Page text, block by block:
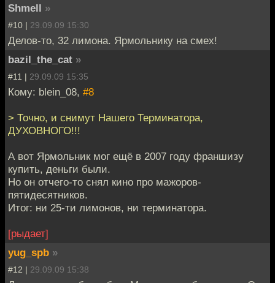
Shmell »
#10 | 29.09.09 15:30
Делов-то, 32 лимона. Ярмольнику на смех!
bazil_the_cat »
#11 | 29.09.09 15:35
Кому: blein_08, #8
> Точно, и снимут Нашего Терминатора,
ДУХОВНОГО!!!
А вот Ярмольник мог ещё в 2007 году франшизу
купить, деньги были.
Но он отчего-то снял кино про мажоров-
пятидесятников.
Итог: ни 25-ти лимонов, ни терминатора.
[рыдает]
yug_spb »
#12 | 29.09.09 15:38